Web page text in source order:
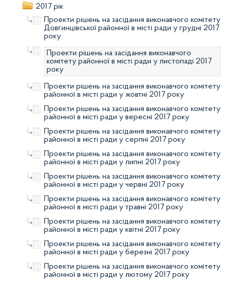
2017 рік
Проекти рішень на засідання виконавчого комітету
Довгинцівської районної в місті ради у грудні 2017
року
Проекти рішень на засідання виконавчого
комітету районної в місті ради у листопаді 2017
року
Проекти рішень на засідання виконавчого комітету
районної в місті ради у жовтні 2017 року
Проекти рішень на засідання виконавчого комітету
районної в місті ради у вересні 2017 року
Проекти рішень на засідання виконавчого комітету
районної в місті ради у серпні 2017 року
Проекти рішень на засідання виконавчого комітету
районної в місті ради у липні 2017 року
Проекти рішень на засідання виконавчого комітету
районної в місті ради у червні 2017 року
Проекти рішень на засідання виконавчого комітету
районної в місті ради у травні 2017 року
Проекти рішень на засідання виконавчого комітету
районної в місті ради у квітні 2017 року
Проекти рішень на засідання виконавчого комітету
районної в місті ради у березні 2017 року
Проекти рішень на засідання виконавчого комітету
районної в місті ради у лютому 2017 року